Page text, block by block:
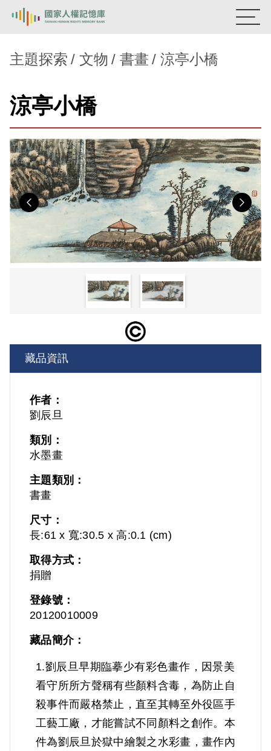
新生訓導處
蛋殼畫
主題探索
背景知識
關於我們
意見信箱
主題探索 文物 書畫 涼亭小橋
涼亭小橋
Previous
藏品資訊
作者：
劉辰旦
類別：
水墨畫
主題類別：
書畫
尺寸：
長:61 x 寬:30.5 x 高:0.1 (cm)
取得方式：
捐贈
登錄號：
20120010009
藏品簡介：
1.劉辰旦早期臨摹少有彩色畫作，因景美
看守所所方聲稱有些顏料含毒，為防止自
殺事件而嚴格禁止，直至其轉至外役區手
工藝工廠，才能嘗試不同顏料之創作。本
件為劉辰旦於獄中繪製之水彩畫，畫作內